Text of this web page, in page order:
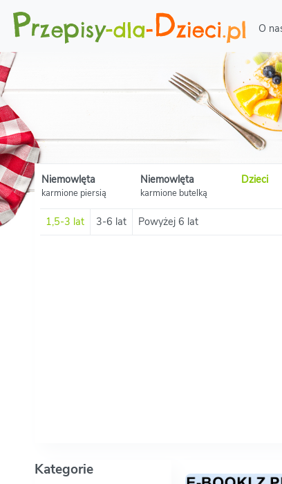
O
Niemowlęta
karmione piersią
Niemowlęta
karmione butelką
Dzieci
1,5-3 lat 3-6 lat Powyżej 6 lat
Kategorie